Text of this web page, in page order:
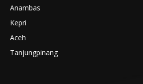
Anambas
Kepri
Aceh
Tanjungpinang